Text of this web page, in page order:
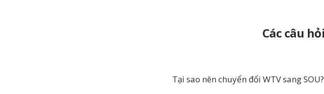
Các câu
Tại sao nên chuyển đổi WTV sang SOU?